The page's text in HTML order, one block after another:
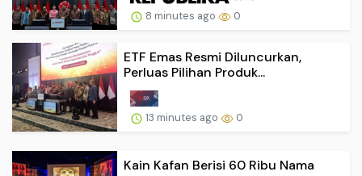
8 minutes ago 0
ETF Emas Resmi Diluncurkan,
Perluas Pilihan Produk...
13 minutes ago 0
Kain Kafan Berisi 60 Ribu Nama